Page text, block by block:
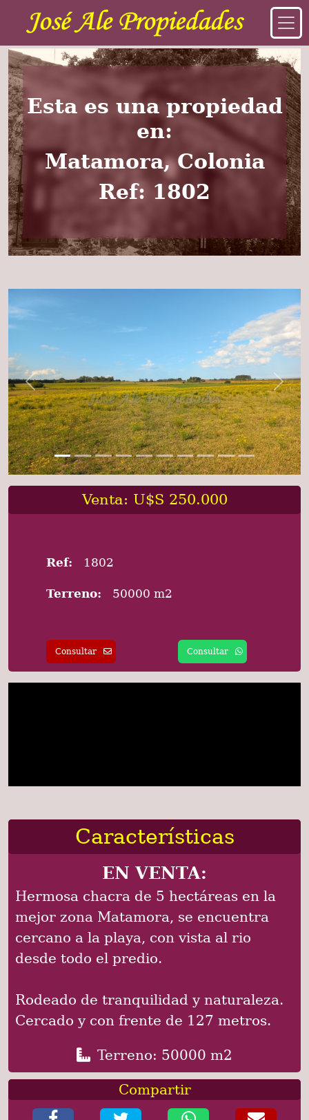
Esta es una propiedad
en:
Matamora, Colonia
Ref: 1802
Previous Next
Venta: U$S 250.000
Ref: 1802
Terreno: 50000 m2
Consultar Consultar
Características
EN VENTA:
Hermosa chacra de 5 hectáreas en la
mejor zona Matamora, se encuentra
cercano a la playa, con vista al rio
desde todo el predio.
Rodeado de tranquilidad y naturaleza.
Cercado y con frente de 127 metros.
Terreno: 50000 m2
Compartir